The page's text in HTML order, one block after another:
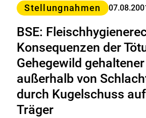
Kategorie
Stellungnahmen
BSE:
Konsequenzen der
Gehegewild
außerhalb von
durch Kugelschuss
Träger